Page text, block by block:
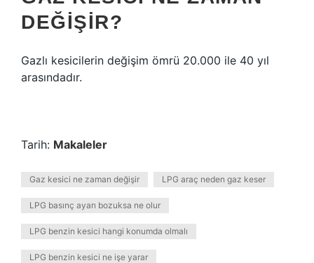
DEĞIŞIR?
Gazlı kesicilerin değişim ömrü 20.000 ile 40 yıl
arasındadır.
Tarih: Makaleler
Gaz kesici ne zaman değişir LPG araç neden gaz keser
LPG basınç ayarı bozuksa ne olur
LPG benzin kesici hangi konumda olmalı
LPG benzin kesici ne işe yarar